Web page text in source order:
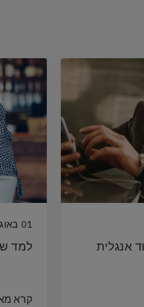
אנגלית
01 באוגוסט 2023
למד
קרא